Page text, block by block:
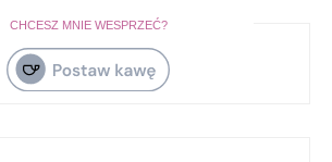
CHCESZ MNIE WESPRZEĆ?